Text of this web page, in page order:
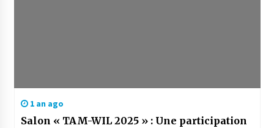
1 an ago
Salon « TAM-WIL 2025 » : Une participation